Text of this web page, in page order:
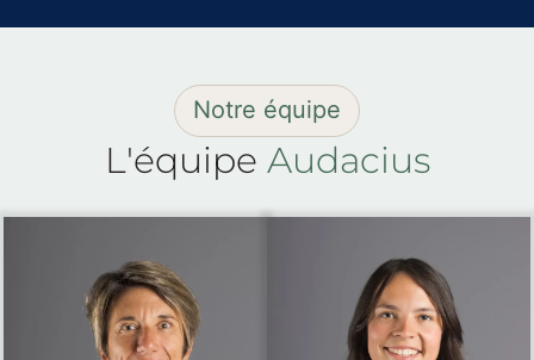
Notre équipe
L'équipe Audacius